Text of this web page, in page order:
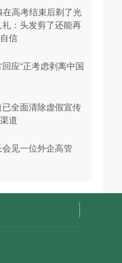
高考结束后剃了光
：头发剪了还能再
信
应“正考虑剥离中国
全面清除虚假宣传
道
见一位外企高管